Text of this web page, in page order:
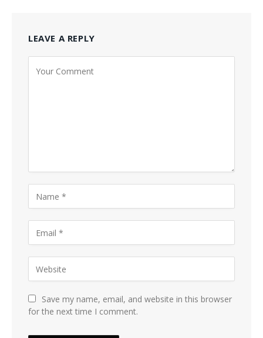
LEAVE A REPLY
Save my name, email, and website in this browser
for the next time I comment.